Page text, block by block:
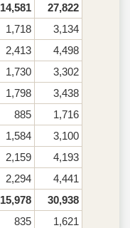
14,581
27,822
1,718
3,134
2,413
4,498
1,730
3,302
1,798
3,438
885
1,716
1,584
3,100
2,159
4,193
2,294
4,441
15,978
30,938
835
1,621